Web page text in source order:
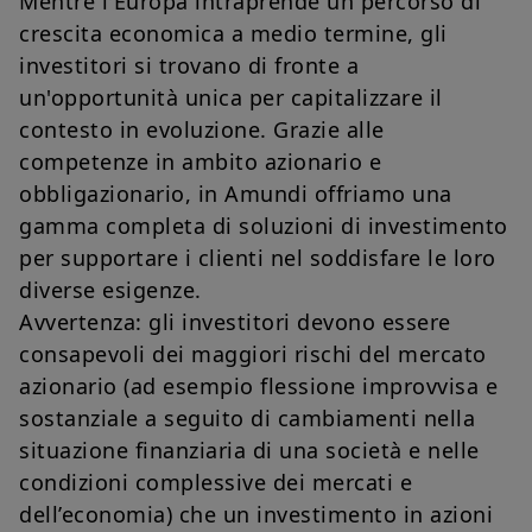
cittadini degli Stati Uniti d'America e a “U.S. Persons”.
Questa restrizione si applica anche ai residenti e cittadini degli
Stati Uniti d'America e alle “U.S. Persons” che potrebbero
visionare o avere accesso al presente sito web nel corso di un
viaggio o di un soggiorno al di fuori degli Stati Uniti d'America.
Se siete identificabili come “US Person”, non siete autorizzati
ad accedere al presente sito e siete invitati a connettervi al
sito amundipioneer.com.
Questo sito è esclusivamente destinato a fornire informazioni
su Amundi, sulle società ad essa collegate e sui loro prodotti la
cui commercializzazione è autorizzata in Italia.
L'accesso al presente sito è soggetto al rispetto della
legislazione italiana vigente e alle "Note legali/condizioni
generali di accesso al sito”.
La sottoscrizione dei prodotti e servizi di Amundi SGR può
avvenire direttamente presso la sede della SGR o tramite i
soggetti autorizzati al collocamento, che sono tenuti ad
informare preventivamente il cliente sulle caratteristiche ed i
rischi connessi alle operazioni poste in essere. Amundi SGR
non conferma, assicura o garantisce l'idoneità a qualsiasi
crescita economica a medio termine, gli
investitori si trovano di fronte a
un'opportunità unica per capitalizzare il
contesto in evoluzione. Grazie alle
competenze in ambito azionario e
obbligazionario, in Amundi offriamo una
gamma completa di soluzioni di investimento
per supportare i clienti nel soddisfare le loro
diverse esigenze.
Avvertenza: gli investitori devono essere
consapevoli dei maggiori rischi del mercato
azionario (ad esempio flessione improvvisa e
sostanziale a seguito di cambiamenti nella
situazione finanziaria di una società e nelle
condizioni complessive dei mercati e
dell’economia) che un investimento in azioni